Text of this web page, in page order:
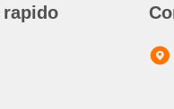
rapido